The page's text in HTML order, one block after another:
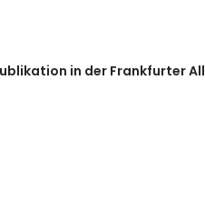
in der Frankfurter